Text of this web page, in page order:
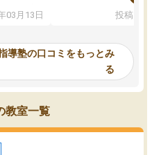
」と言
えて、思
学ぶこ
いなと
いのか
もびっ
持って
少しず
くなっ
03月13日
可能なので本当に助か
らないところをピンポイ
頂いて、とてもわかり
していました。一生を
スト、多少お金がかかっ
投稿日：
導塾の口コミをもっとみ
る
教室一覧